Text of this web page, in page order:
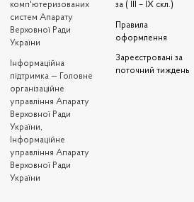
комп'ютеризованих
систем Апарату
Верховної Ради
України
Iнформаційна
підтримка — Головне
організаційне
управління Апарату
Верховної Ради
України,
Інформаційне
управління Апарату
Верховної Ради
України
за ( III – IX скл.)
Правила
оформлення
Зареєстровані за
поточний тиждень